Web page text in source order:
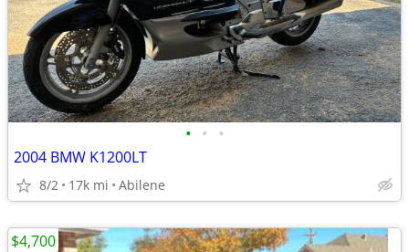
• • •
2004 BMW K1200LT
8/2 17k mi Abilene
$4,700